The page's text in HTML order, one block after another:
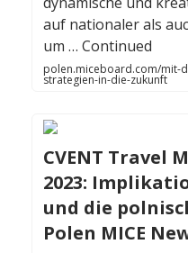
auf nationaler als
um … Continued
polen.miceboard.com/mit-
strategien-in-die-zukunft
CVENT Travel
2023:
und die
Polen MICE